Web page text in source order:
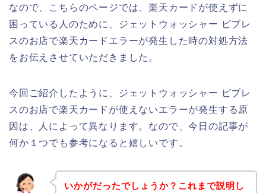
なので、こちらのページでは、楽天カードが使えずに
困っている人のために、ジェットウォッシャー ビブレ
スのお店で楽天カードエラーが発生した時の対処方法
をお伝えさせていただきました。
今回ご紹介したように、ジェットウォッシャー ビブレ
スのお店で楽天カードが使えないエラーが発生する原
因は、人によって異なります。なので、今日の記事が
何か１つでも参考になると嬉しいです。
いかがだったでしょうか？これまで説明し